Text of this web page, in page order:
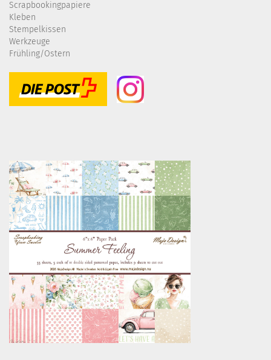
Scrapbookingpapiere
Kleben
Stempelkissen
Werkzeuge
Frühling/Ostern